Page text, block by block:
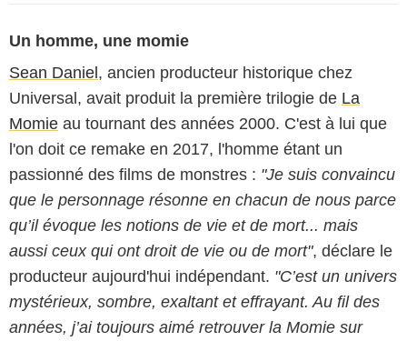
Un homme, une momie
Sean Daniel , ancien producteur historique chez
Universal, avait produit la première trilogie de La
Momie au tournant des années 2000. C'est à lui que
l'on doit ce remake en 2017, l'homme étant un
passionné des films de monstres : "Je suis convaincu
que le personnage résonne en chacun de nous parce
qu’il évoque les notions de vie et de mort... mais
aussi ceux qui ont droit de vie ou de mort", déclare le
producteur aujourd'hui indépendant. "C’est un univers
mystérieux, sombre, exaltant et effrayant. Au fil des
années, j’ai toujours aimé retrouver la Momie sur